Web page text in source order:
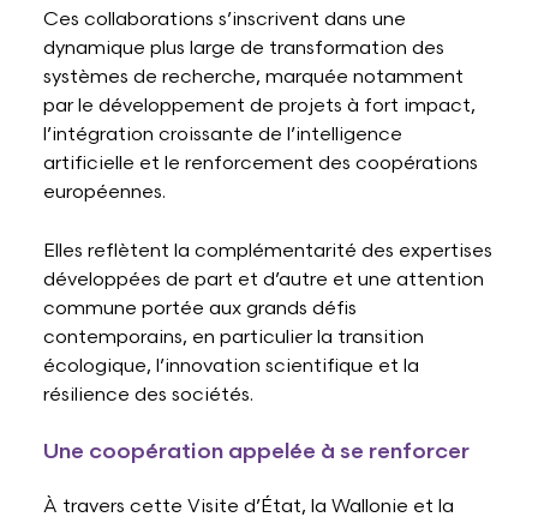
Ces collaborations s’inscrivent dans une
dynamique plus large de transformation des
systèmes de recherche, marquée notamment
par le développement de projets à fort impact,
l’intégration croissante de l’intelligence
artificielle et le renforcement des coopérations
européennes.
Elles reflètent la complémentarité des expertises
développées de part et d’autre et une attention
commune portée aux grands défis
contemporains, en particulier la transition
écologique, l’innovation scientifique et la
résilience des sociétés.
Une coopération appelée à se renforcer
À travers cette Visite d’État, la Wallonie et la